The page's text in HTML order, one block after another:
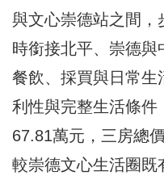
與文心崇德站之間，
時銜接北平、崇德與
餐飲、採買與日常生
利性與完整生活條件
67.81萬元，三房總
較崇德文心生活圈既